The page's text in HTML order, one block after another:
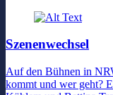
Szenenwechsel
Auf den Bühnen in
kommt und wer geht?